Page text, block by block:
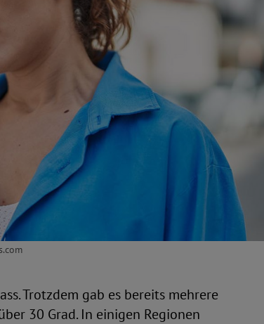
Trotzdem gab es bereits mehrere
30 Grad. In einigen Regionen